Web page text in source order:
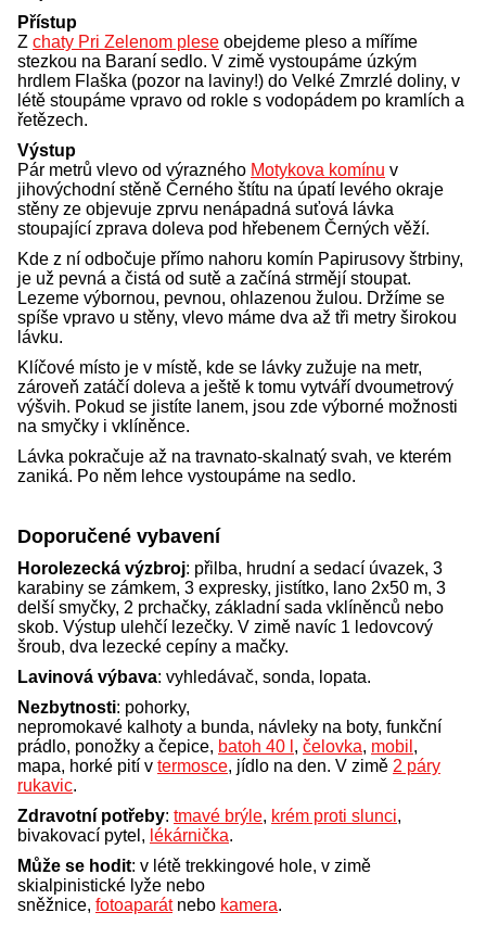
Přístup
Z chaty Pri Zelenom plese obejdeme pleso a míříme
stezkou na Baraní sedlo. V zimě vystoupáme úzkým
hrdlem Flaška (pozor na laviny!) do Velké Zmrzlé doliny, v
létě stoupáme vpravo od rokle s vodopádem po kramlích a
řetězech.
Výstup
Pár metrů vlevo od výrazného Motykova komínu v
jihovýchodní stěně Černého štítu na úpatí levého okraje
stěny ze objevuje zprvu nenápadná suťová lávka
stoupající zprava doleva pod hřebenem Černých věží.
Kde z ní odbočuje přímo nahoru komín Papirusovy štrbiny,
je už pevná a čistá od sutě a začíná strmějí stoupat.
Lezeme výbornou, pevnou, ohlazenou žulou. Držíme se
spíše vpravo u stěny, vlevo máme dva až tři metry širokou
lávku.
Klíčové místo je v místě, kde se lávky zužuje na metr,
zároveň zatáčí doleva a ještě k tomu vytváří dvoumetrový
výšvih. Pokud se jistíte lanem, jsou zde výborné možnosti
na smyčky i vklíněnce.
Lávka pokračuje až na travnato-skalnatý svah, ve kterém
zaniká. Po něm lehce vystoupáme na sedlo.
Doporučené vybavení
Horolezecká výzbroj: přilba, hrudní a sedací úvazek, 3
karabiny se zámkem, 3 expresky, jistítko, lano 2x50 m, 3
delší smyčky, 2 prchačky, základní sada vklíněnců nebo
skob. Výstup ulehčí lezečky. V zimě navíc 1 ledovcový
šroub, dva lezecké cepíny a mačky.
Lavinová výbava: vyhledávač, sonda, lopata.
Nezbytnosti: pohorky,
nepromokavé kalhoty a bunda, návleky na boty, funkční
prádlo, ponožky a čepice, batoh 40 l , čelovka, mobil ,
mapa, horké pití v termosce, jídlo na den. V zimě 2 páry
rukavic.
Zdravotní potřeby: tmavé brýle, krém proti slunci,
bivakovací pytel, lékárnička.
Může se hodit: v létě trekkingové hole, v zimě
skialpinistické lyže nebo
sněžnice, fotoaparátnebo kamera.